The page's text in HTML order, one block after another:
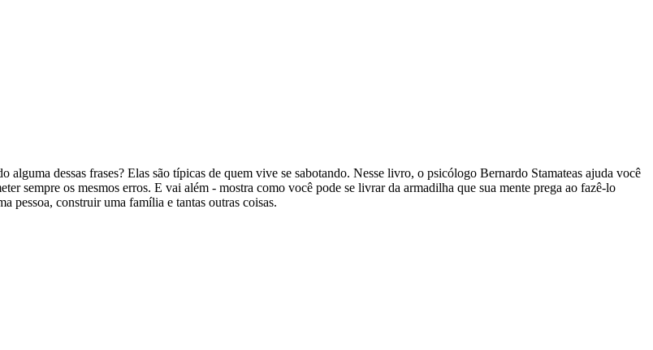
dessas frases? Elas são típicas de quem vive se sabotando. Nesse livro, o psicólogo Bernardo Stamateas ajuda você
sempre os mesmos erros. E vai além - mostra como você pode se livrar da armadilha que sua mente prega ao fazê-lo
pessoa, construir uma família e tantas outras coisas.